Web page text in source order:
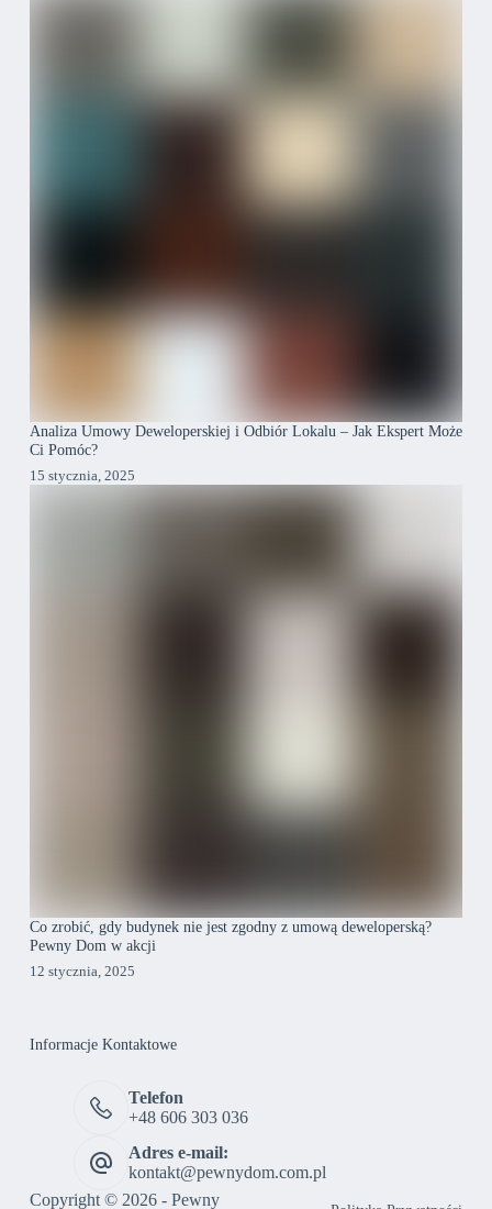
Analiza Umowy Deweloperskiej i Odbiór Lokalu – Jak Ekspert Może
Ci Pomóc?
15 stycznia, 2025
Co zrobić, gdy budynek nie jest zgodny z umową deweloperską?
Pewny Dom w akcji
12 stycznia, 2025
Informacje Kontaktowe
Telefon
+48 606 303 036
Adres e-mail:
kontakt@pewnydom.com.pl
Copyright © 2026 - Pewny